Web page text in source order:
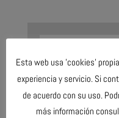
Esta web usa 'cookies'
experiencia y servicio. Si
de acuerdo con su uso.
más información